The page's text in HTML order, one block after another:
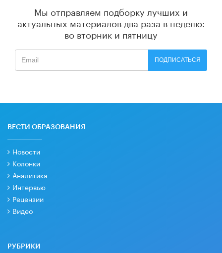
Мы отправляем подборку лучших и
актуальных материалов два раза в неделю:
во вторник и пятницу
ПОДПИСАТЬСЯ
ВЕСТИ ОБРАЗОВАНИЯ
Новости
Колонки
Аналитика
Интервью
Рецензии
Видео
РУБРИКИ